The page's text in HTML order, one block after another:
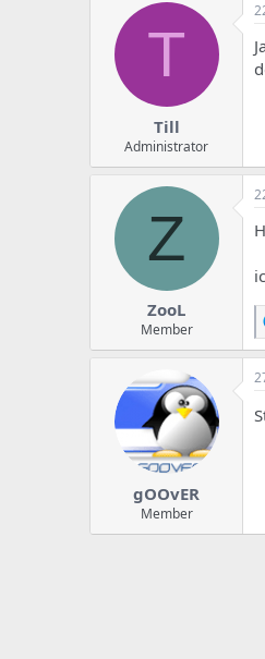
T
Till
Administrator
Z
ZooL
Member
gOOvER
Member